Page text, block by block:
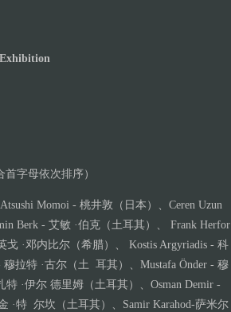
字母依次排序）
Momoi - 桃井敦（日本）、Ceren Uzun
Berk - 艾敏 ·伯克（土耳其）、 Frank Herfor
·邓内比尔（希腊）、 Kostis Argyriadis - 科
拉特 ·古尔（土 耳其）、Mustafa Önder - 穆
特 ·伊尔 德里姆（土耳其）、Osman Demir -
·特 尔坎（土耳其）、Samir Karahod-萨米尔